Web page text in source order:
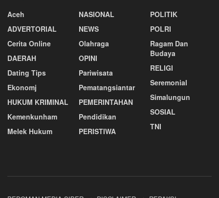
Aceh
ADVERTORIAL
Cerita Online
DAERAH
Dating Tips
Ekonomj
HUKUM KRIMINAL
Kemenkunham
Melek Hukum
NASIONAL
NEWS
Olahraga
OPINI
Pariwisata
Pematangsiantar
PEMERINTAHAN
Pendidikan
PERISTIWA
POLITIK
POLRI
Ragam Dan
Budaya
RELIGI
Seremonial
Simalungun
SOSIAL
TNI